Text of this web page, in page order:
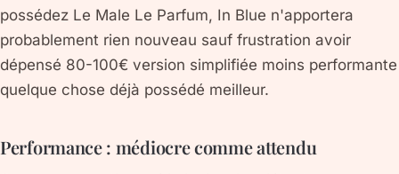
possédez Le Male Le Parfum, In Blue n'apportera
probablement rien nouveau sauf frustration avoir
dépensé 80-100€ version simplifiée moins performante
quelque chose déjà possédé meilleur.
Performance : médiocre comme attendu